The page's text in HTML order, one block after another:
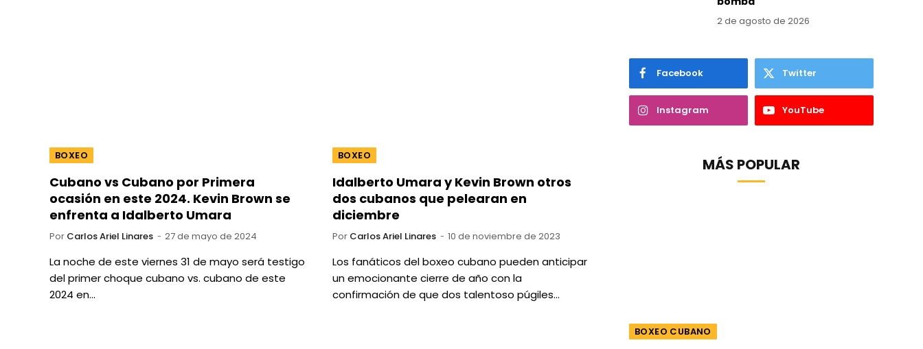
BOXEO
Cubano vs Cubano por Primera
ocasión en este 2024. Kevin Brown se
enfrenta a Idalberto Umara
Por Carlos Ariel Linares 27 de mayo de 2024
La noche de este viernes 31 de mayo será testigo
del primer choque cubano vs. cubano de este
2024 en…
BOXEO
Idalberto Umara y Kevin Brown otros
dos cubanos que pelearan en
diciembre
Por Carlos Ariel Linares 10 de noviembre de 2023
Los fanáticos del boxeo cubano pueden anticipar
un emocionante cierre de año con la
confirmación de que dos talentoso púgiles…
2 de agosto de 2026
Facebook Twitter
Instagram YouTube
MÁS POPULAR
BOXEO CUBANO